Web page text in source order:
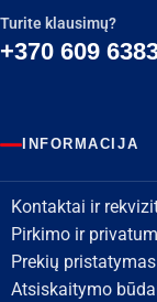
Turite klausimų?
+370 609
INFORMACIJA
Kontaktai ir
Pirkimo ir
Prekių pristatymas
Atsiskaitymo